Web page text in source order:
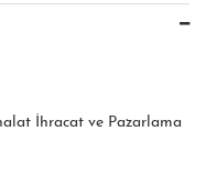
İhracat ve Pazarlama